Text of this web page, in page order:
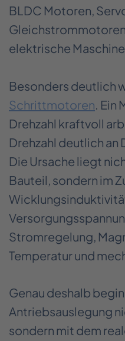
BLDC Motoren,
elektrische
Besonders deutlich
Schrittmotoren .
Drehzahl kraftvoll
Drehzahl deutlich an
Die Ursache liegt
Bauteil, sondern im
Stromregelung,
Temperatur und
Genau deshalb
Antriebsauslegung
sondern mit dem